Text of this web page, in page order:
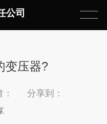
公司
变压器?
分享到：